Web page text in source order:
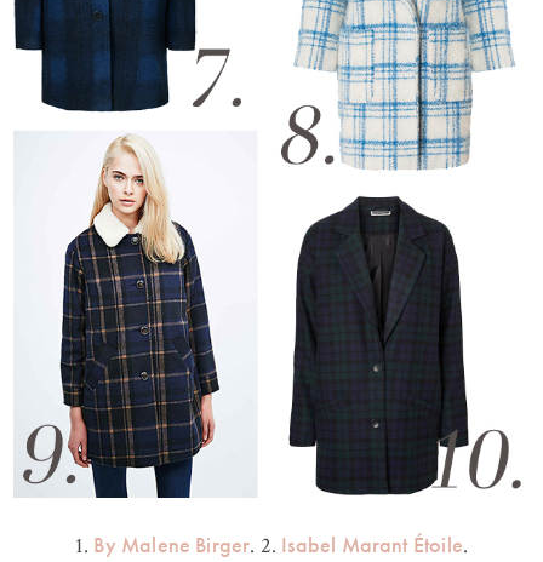
1. By Malene Birger. 2. Isabel Marant Étoile.